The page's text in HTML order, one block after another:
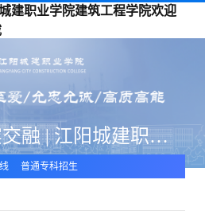
建职业学院建筑工程学院欢迎
博学卓思，理实交融 | 江阳城建职业学院建筑工程学院欢迎你！
普通专科招生